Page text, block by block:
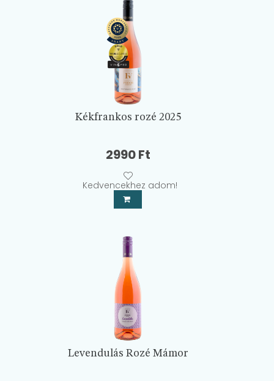
Kékfrankos rozé 2025
2990Ft
Kedvencekhez adom!
Levendulás Rozé Mámor